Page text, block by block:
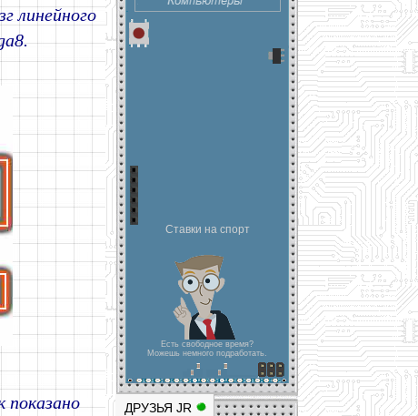
Ставки на спорт
Есть свободное время?
Можешь немного подработать.
ДРУЗЬЯ JR
линейного
показано